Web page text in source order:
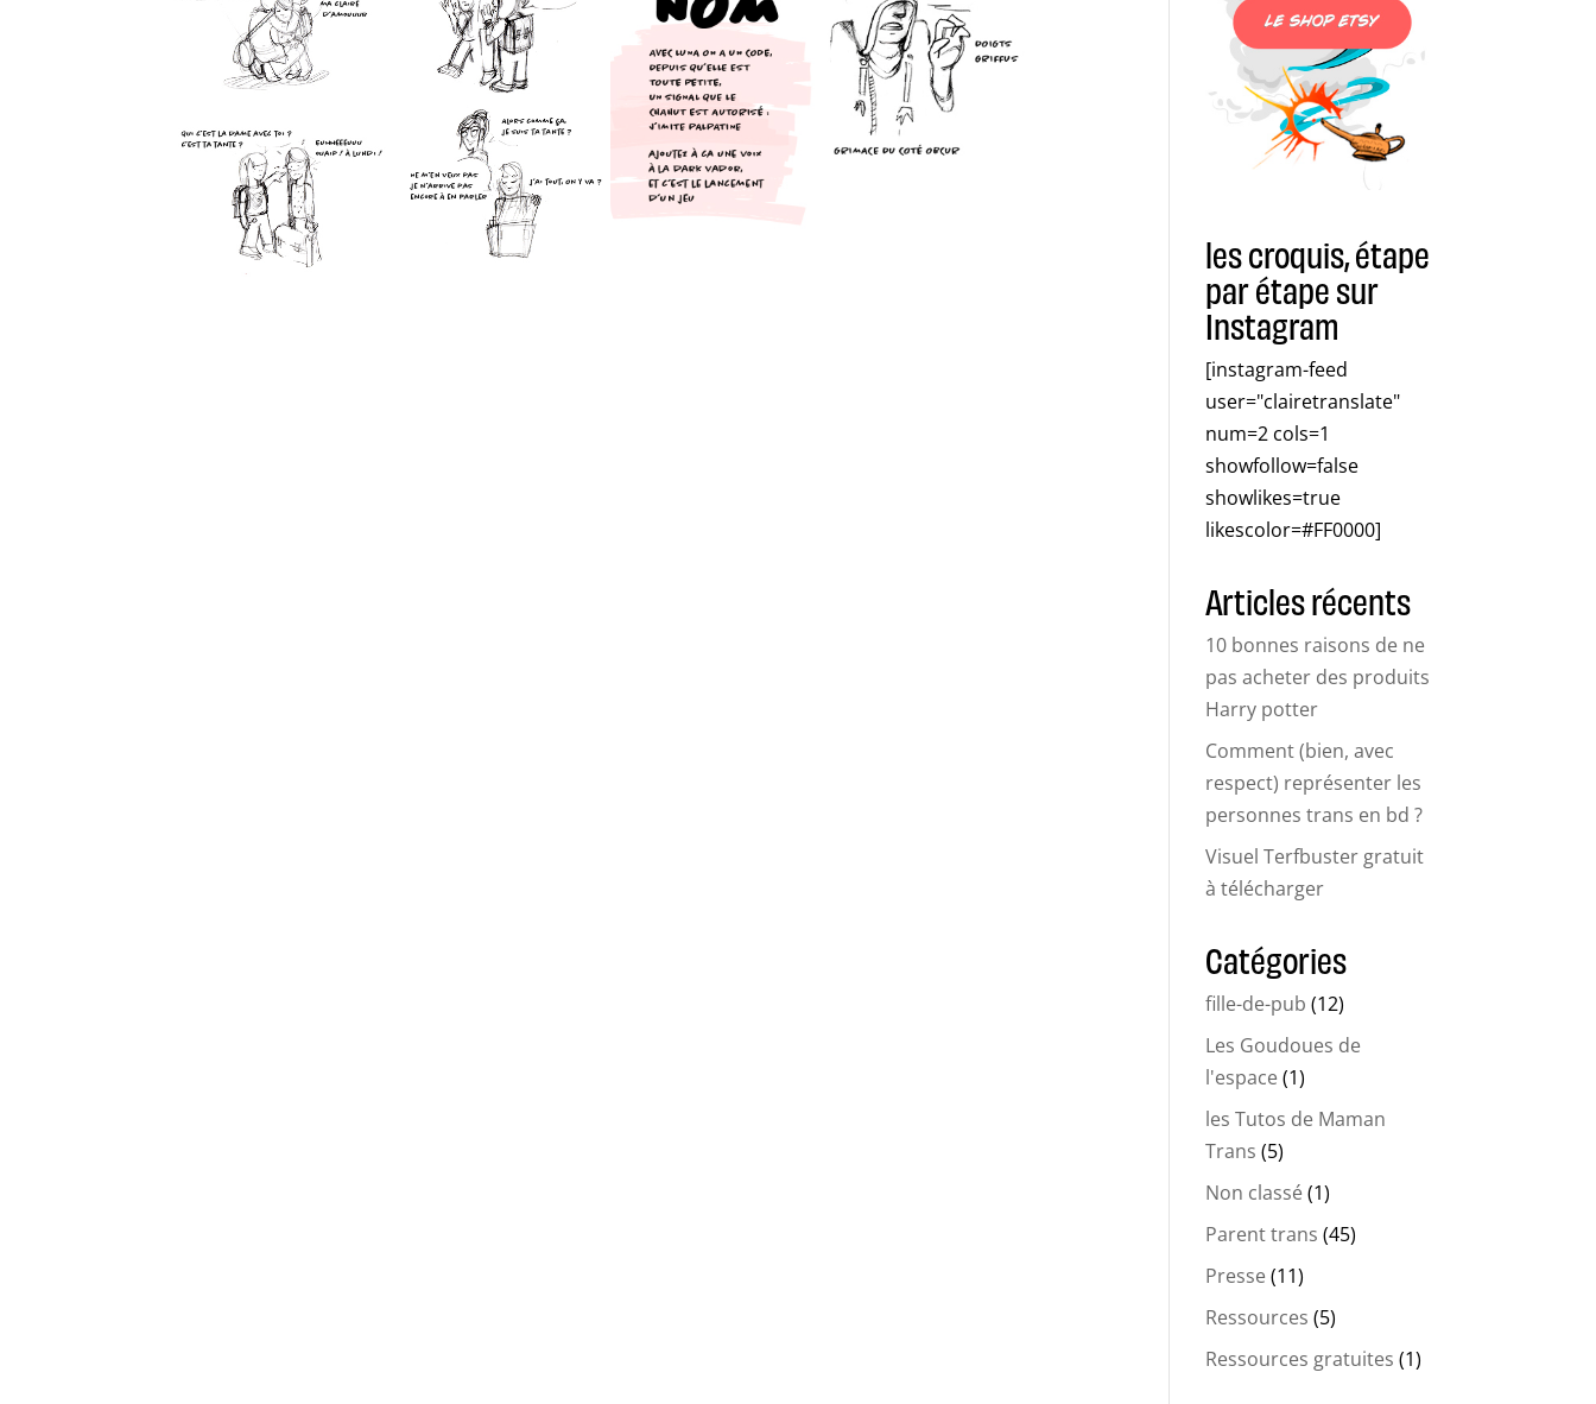
les croquis, étape
par étape sur
Instagram
[instagram-feed
user="clairetranslate"
num=2 cols=1
showfollow=false
showlikes=true
likescolor=#FF0000]
Articles récents
10 bonnes raisons de ne
pas acheter des produits
Harry potter
Comment (bien, avec
respect) représenter les
personnes trans en bd ?
Visuel Terfbuster gratuit
à télécharger
Catégories
fille-de-pub (12)
Les Goudoues de
l'espace(1)
les Tutos de Maman
Trans (5)
Non classé(1)
Parent trans (45)
Presse(11)
Ressources (5)
Ressources gratuites (1)